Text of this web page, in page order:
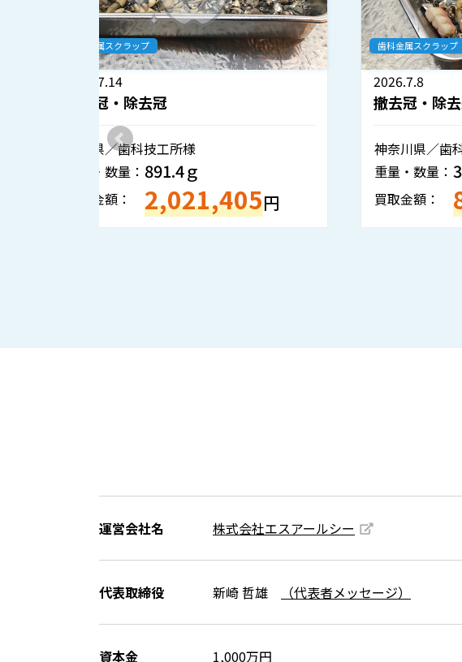
歯科金属スクラップ
2026.7.8
撤去冠・除去冠
神奈川県／歯科技工所様
重量・数量：354.2ｇ
買取金額： 860,706
歯科金
2026.7.1
撤去
岡山県
重量
買取
運営会社名 株式会社エスアールシー
代表取締役 新崎 哲雄 （代表者メッセージ）
資本金 1,000万円